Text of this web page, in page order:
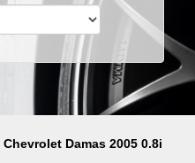
Chevrolet Damas 2005 0.8i